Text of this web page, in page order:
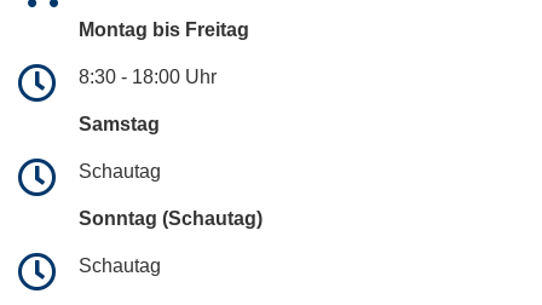
Montag bis Freitag
8:30 - 18:00 Uhr
Samstag
Schautag
Sonntag (Schautag)
Schautag